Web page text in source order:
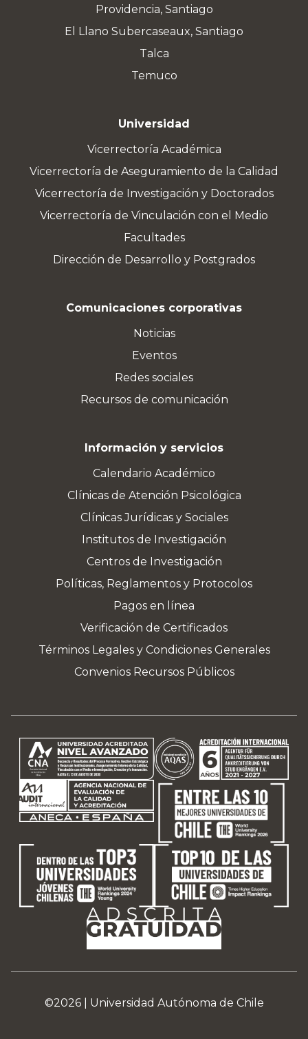
Providencia, Santiago
El Llano Subercaseaux, Santiago
Talca
Temuco
Universidad
Vicerrectoría Académica
Vicerrectoría de Aseguramiento de la Calidad
Vicerrectoría de Investigación y Doctorados
Vicerrectoría de Vinculación con el Medio
Facultades
Dirección de Desarrollo y Postgrados
Comunicaciones corporativas
Noticias
Eventos
Redes sociales
Recursos de comunicación
Información y servicios
Calendario Académico
Clínicas de Atención Psicológica
Clínicas Jurídicas y Sociales
Institutos de Investigación
Centros de Investigación
Políticas, Reglamentos y Protocolos
Pagos en línea
Verificación de Certificados
Términos Legales y Condiciones Generales
Convenios Recursos Públicos
©2026 | Universidad Autónoma de Chile